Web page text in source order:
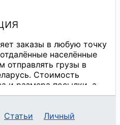
Статьи
Личный